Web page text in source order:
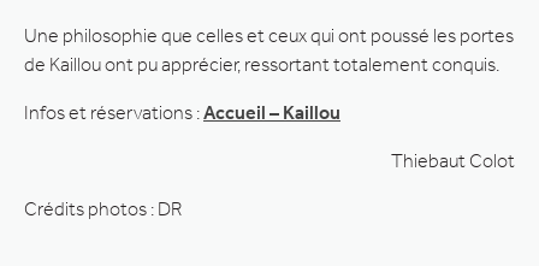
Une philosophie que celles et ceux qui ont poussé les portes
de Kaillou ont pu apprécier, ressortant totalement conquis.
Infos et réservations :Accueil – Kaillou
Thiebaut Colot
Crédits photos : DR